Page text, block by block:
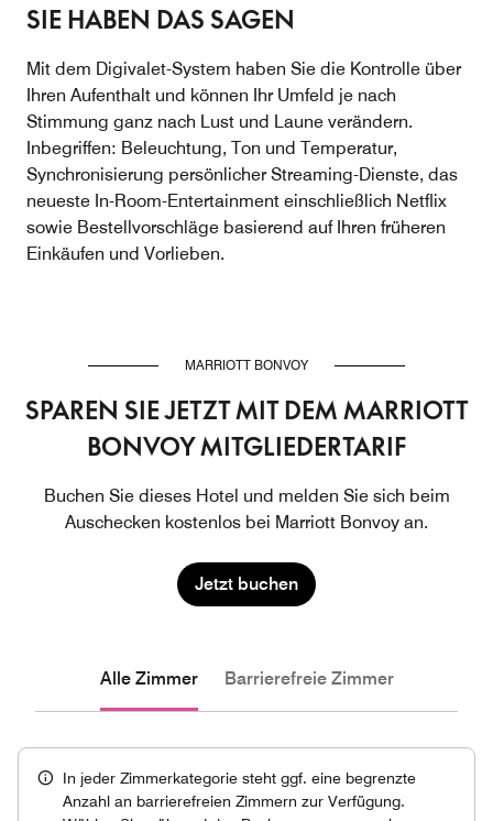
SIE HABEN DAS SAGEN
Mit dem Digivalet-System haben Sie die Kontrolle über
Ihren Aufenthalt und können Ihr Umfeld je nach
Stimmung ganz nach Lust und Laune verändern.
Inbegriffen: Beleuchtung, Ton und Temperatur,
Synchronisierung persönlicher Streaming-Dienste, das
neueste In-Room-Entertainment einschließlich Netflix
sowie Bestellvorschläge basierend auf Ihren früheren
Einkäufen und Vorlieben.
MARRIOTT BONVOY
SPAREN SIE JETZT MIT DEM MARRIOTT
BONVOY MITGLIEDERTARIF
Buchen Sie dieses Hotel und melden Sie sich beim
Auschecken kostenlos bei Marriott Bonvoy an.
Jetzt buchen
Alle Zimmer Barrierefreie Zimmer
In jeder Zimmerkategorie steht ggf. eine begrenzte
Anzahl an barrierefreien Zimmern zur Verfügung.